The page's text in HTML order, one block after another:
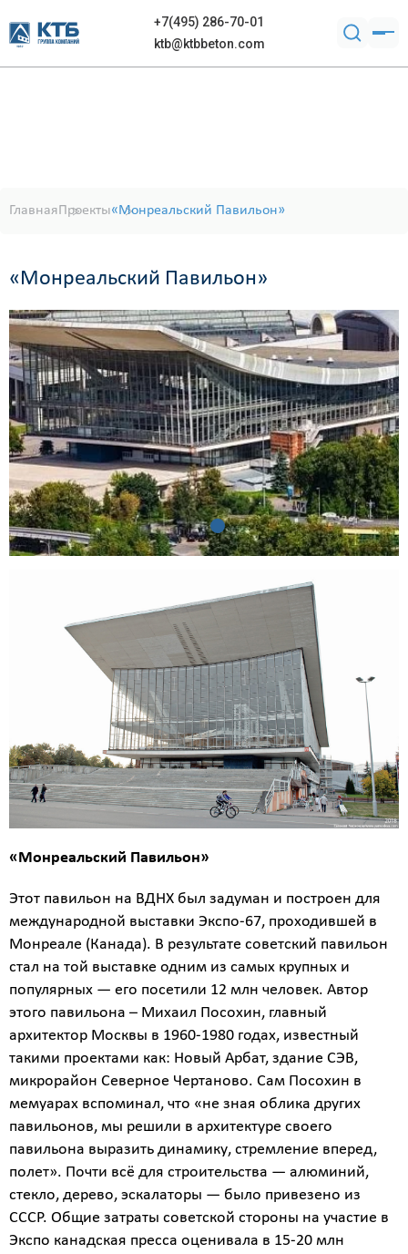
+7(495) 286-70-01
ktb@ktbbeton.com
ГлавнаяПроекты«Монреальский Павильон»
«Монреальский Павильон»
«Монреальский Павильон»
Этот павильон на ВДНХ был задуман и построен для
международной выставки Экспо-67, проходившей в
Монреале (Канада). В результате советский павильон
стал на той выставке одним из самых крупных и
популярных — его посетили 12 млн человек. Автор
этого павильона – Михаил Посохин, главный
архитектор Москвы в 1960-1980 годах, известный
такими проектами как: Новый Арбат, здание СЭВ,
микрорайон Северное Чертаново. Сам Посохин в
мемуарах вспоминал, что «не зная облика других
павильонов, мы решили в архитектуре своего
павильона выразить динамику, стремление вперед,
полет». Почти всё для строительства — алюминий,
стекло, дерево, эскалаторы — было привезено из
СССР. Общие затраты советской стороны на участие в
Экспо канадская пресса оценивала в 15-20 млн